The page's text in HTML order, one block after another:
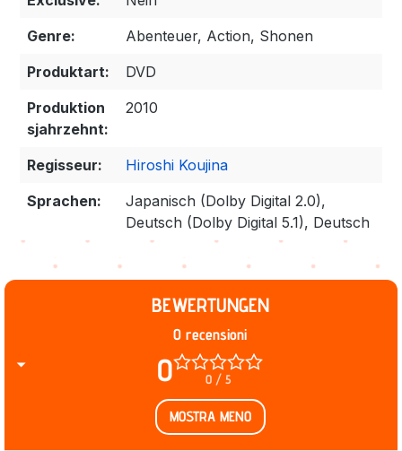
Genre:
Abenteuer, Action, Shonen
Produktart:
DVD
Produktion
sjahrzehnt:
2010
Regisseur:
Hiroshi Koujina
Sprachen:
Japanisch (Dolby Digital 2.0),
Deutsch (Dolby Digital 5.1), Deutsch
BEWERTUNGEN
0 0 / 5
0 recensioni
MOSTRA MENO